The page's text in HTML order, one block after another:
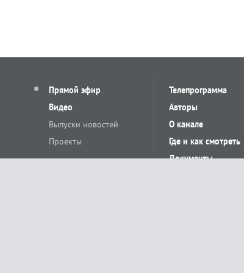
Прямой эфир
Видео
Выпуски новостей
Проекты
Телепрограмма
Авторы
О канале
Где и как смотреть
Документы